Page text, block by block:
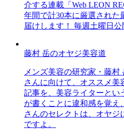
介する連載「Web LEON
年間で計30本に厳選された
届けします！ 毎週土曜日公
藤村 岳のオヤジ美容道
メンズ美容の研究家・藤
さんに向けて、オススメ美
記事を、美容ライターとい
が書くことに違和感を覚え
さんのセレクトは、オヤ
ですよ。